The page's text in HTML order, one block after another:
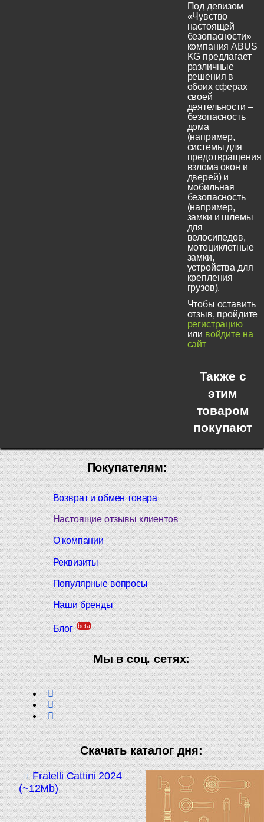
Под девизом
«Чувство
настоящей
безопасности»
компания ABUS
KG предлагает
различные
решения в
обоих сферах
своей
деятельности –
безопасность
дома
(например,
системы для
предотвращения
взлома окон и
дверей) и
мобильная
безопасность
(например,
замки и шлемы
для
велосипедов,
мотоциклетные
замки,
устройства для
крепления
грузов).
Чтобы оставить
отзыв, пройдите
регистрацию
или войдите на
сайт
Также с
этим
товаром
покупают
Покупателям:
Возврат и обмен товара
Настоящие отзывы клиентов
О компании
Реквизиты
Популярные вопросы
Наши бренды
Блог beta
Мы в соц. сетях:
Скачать каталог дня:
Fratelli Cattini 2024
(~12Mb)